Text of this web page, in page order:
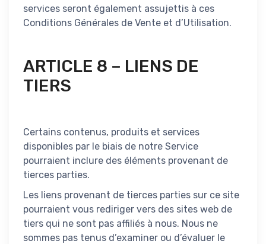
services seront également assujettis à ces
Conditions Générales de Vente et d’Utilisation.
ARTICLE 8 – LIENS DE
TIERS
Certains contenus, produits et services
disponibles par le biais de notre Service
pourraient inclure des éléments provenant de
tierces parties.
Les liens provenant de tierces parties sur ce site
pourraient vous rediriger vers des sites web de
tiers qui ne sont pas affiliés à nous. Nous ne
sommes pas tenus d’examiner ou d’évaluer le